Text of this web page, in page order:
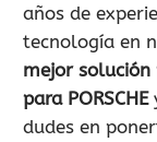
años de
tecnología en
mejor
para PORSCHE
dudes en